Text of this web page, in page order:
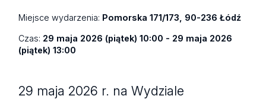
Miejsce wydarzenia: Pomorska 171/173, 90-236 Łódź
Czas: 29 maja 2026 (piątek) 10:00 - 29 maja 2026
(piątek) 13:00
29 maja 2026 r. na Wydziale